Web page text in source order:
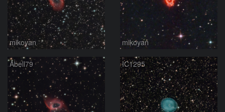
mikoyan mikoyan
Abell79 IC1295